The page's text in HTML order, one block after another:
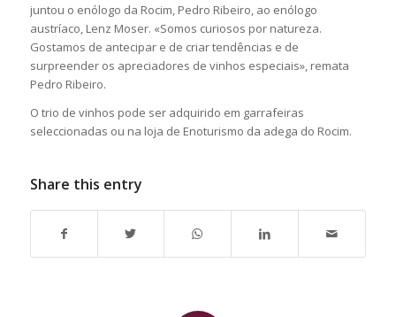
juntou o enólogo da Rocim, Pedro Ribeiro, ao enólogo
austríaco, Lenz Moser. «Somos curiosos por natureza.
Gostamos de antecipar e de criar tendências e de
surpreender os apreciadores de vinhos especiais», remata
Pedro Ribeiro.
O trio de vinhos pode ser adquirido em garrafeiras
seleccionadas ou na loja de Enoturismo da adega do Rocim.
Share this entry